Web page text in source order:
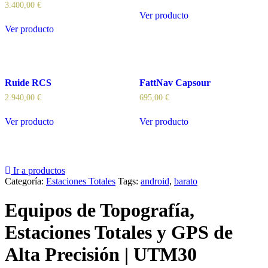
3.400,00 €
Ver producto
Ver producto
Ruide RCS
2.940,00 €
Ver producto
FattNav Capsour
695,00 €
Ver producto
Ir a productos
Categoría: Estaciones Totales Tags: android, barato
Equipos de Topografía,
Estaciones Totales y GPS de
Alta Precisión | UTM30